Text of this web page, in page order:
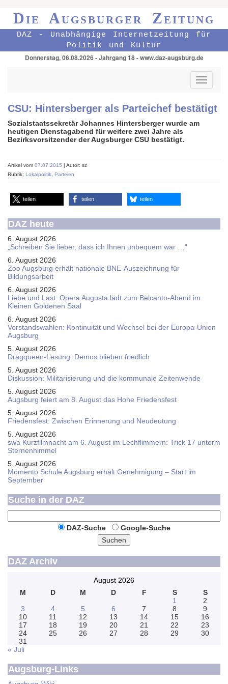
Die Augsburger Zeitung
DAZ - Unabhängige Internetzeitung für
Politik und Kultur
Donnerstag, 06.08.2026 - Jahrgang 18 - www.daz-augsburg.de
Toggle
CSU: Hintersberger als Parteichef bestätigt
Sozialstaatssekretär Johannes Hintersberger wurde am
heutigen Dienstagabend für weitere zwei Jahre als
Bezirksvorsitzender der Augsburger CSU bestätigt.
Artikel vom 07.07.2015 | Autor: sz
Rubrik: Lokalpolitik Parteien
teilen teilen teilen
DAZ heute
6. August 2026
„Schreiben Sie lieber, dass ich Ihnen unbequem war …“
6. August 2026
Zoo Augsburg erhält nationale BNE-Auszeichnung für
Bildungsarbeit
6. August 2026
Liebe und Last: Opera Augusta lädt zum Belcanto-Abend im
Kleinen Goldenen Saal
6. August 2026
Vorstandswahlen: Kontinuität und Wechsel bei der Europa-Union
Augsburg
5. August 2026
Dragqueen-Lesung: Demos blieben friedlich
5. August 2026
Diskussion: Mi­li­ta­ri­sie­rung und die kommunale Zeitenwende
5. August 2026
Augsburg feiert am 8. August das Hohe Friedensfest
5. August 2026
Friedensfest: Zwischen Erinnerung und Neudeutung
5. August 2026
swa Kurz­film­nacht am 6. August im Lech­flim­mern: Trick 17 unterm
Sternen­himmel
5. August 2026
Momento Schule Augsburg erhält Genehmigung – Start im
September
Suche in der DAZ
DAZ-Suche
Google-Suche
Suchen
DAZ Archiv
August 2026
M
D M D F S
S
1
2
3
4 5 6 7 8
9
10
11 12 13 14 15
16
17
18 19 20 21 22
23
24
25 26 27 28 29
30
31
« Juli
Augsburg-Links